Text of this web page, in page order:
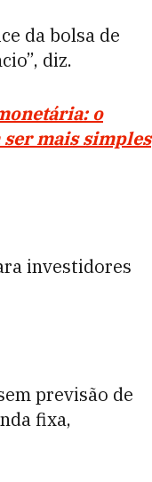
da bolsa de
diz.
o
mais simples
investidores
previsão de
fixa,